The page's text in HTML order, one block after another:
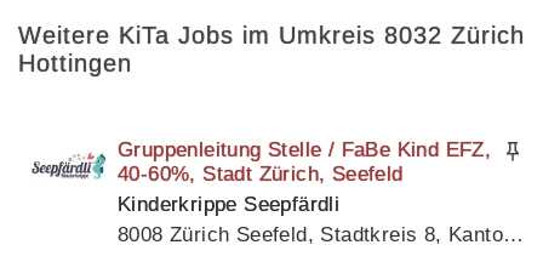
Weitere KiTa Jobs im Umkreis 8032 Zürich
Hottingen
Gruppenleitung Stelle / FaBe Kind EFZ,
40-60%, Stadt Zürich, Seefeld
Kinderkrippe Seepfärdli
8008 Zürich Seefeld, Stadtkreis 8, Kanton Zürich